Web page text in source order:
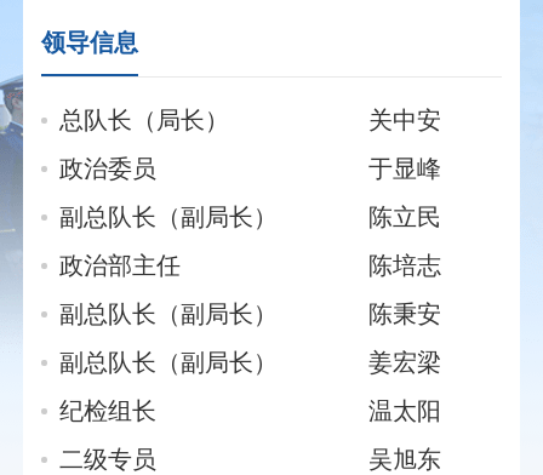
领导信息
总队长（局长）
关中安
政治委员
于显峰
副总队长（副局长）
陈立民
政治部主任
陈培志
副总队长（副局长）
陈秉安
副总队长（副局长）
姜宏梁
纪检组长
温太阳
二级专员
吴旭东